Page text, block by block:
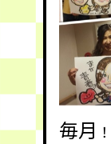
毎月